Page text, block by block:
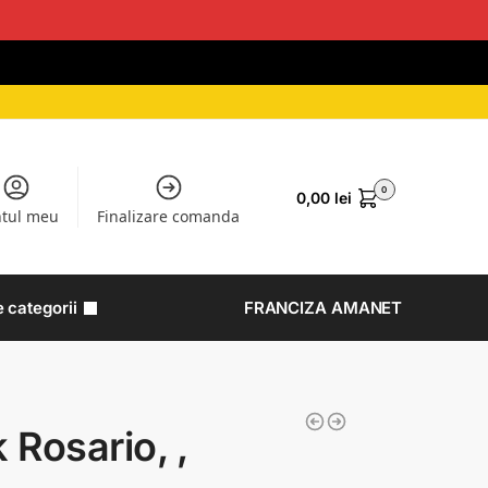
meu Finalizare comanda
0,00 lei 0
categorii FRANCIZA AMANET
Rosario, ,